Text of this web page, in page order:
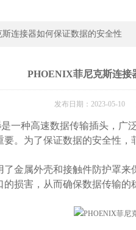
连接器如何保证数据的安全性
PHOENIX菲尼克斯连接
发布日期：2023-05-10
是一种高速数据传输插头，广
。为了保证数据的安全性，
属外壳和接触件防护罩来
的损害，从而确保数据传输的